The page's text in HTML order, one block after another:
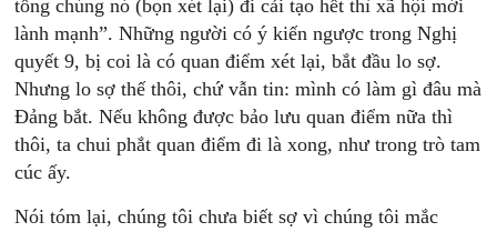
tống chúng nó (bọn xét lại) đi cải tạo hết thì xã hội mới
lành mạnh”. Những người có ý kiến ngược trong Nghị
quyết 9, bị coi là có quan điểm xét lại, bắt đầu lo sợ.
Nhưng lo sợ thế thôi, chứ vẫn tin: mình có làm gì đâu mà
Ðảng bắt. Nếu không được bảo lưu quan điểm nữa thì
thôi, ta chui phắt quan điểm đi là xong, như trong trò tam
cúc ấy.
Nói tóm lại, chúng tôi chưa biết sợ vì chúng tôi mắc